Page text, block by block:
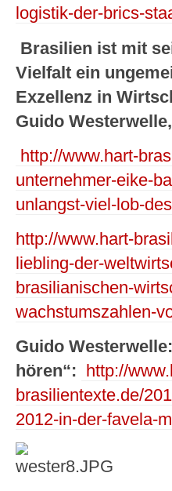
logistik-der-brics-
Brasilien ist mit
Vielfalt ein
Exzellenz in
Guido
http://www.hart-
unternehmer-eike-
unlangst-viel-lob-
http://www.hart-
liebling-der-
brasilianischen-
wachstumszahlen-
Guido
hören“:
http://
brasilientexte.de/
2012-in-der-favela-